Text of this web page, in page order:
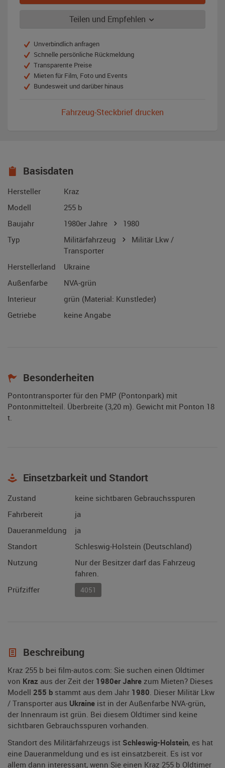
Teilen und Empfehlen
Unverbindlich anfragen
Schnelle persönliche Rückmeldung
Transparente Preise
Mieten für Film, Foto und Events
Bundesweit und darüber hinaus
Fahrzeug-Steckbrief drucken
Basisdaten
Hersteller
Kraz
Modell
255 b
Baujahr
1980er Jahre
1980
Typ
Militärfahrzeug
Militär Lkw /
Transporter
Herstellerland
Ukraine
Außenfarbe
NVA-grün
Interieur
grün (Material: Kunstleder)
Getriebe
keine Angabe
Besonderheiten
Pontontransporter für den PMP (Pontonpark) mit
Pontonmittelteil. Überbreite (3,20 m). Gewicht mit Ponton 18
t.
Einsetzbarkeit und Standort
Zustand
keine sichtbaren Gebrauchsspuren
Fahrbereit
ja
Daueranmeldung
ja
Standort
Schleswig-Holstein (Deutschland)
Nutzung
Nur der Besitzer darf das Fahrzeug
fahren.
Prüfziffer
4051
Beschreibung
Kraz 255 b bei film-autos.com: Sie suchen einen Oldtimer
von Kraz aus der Zeit der 1980er Jahre zum Mieten? Dieses
Modell 255 b stammt aus dem Jahr 1980. Dieser Militär Lkw
/ Transporter aus Ukraine ist in der Außenfarbe NVA-grün,
der Innenraum ist grün. Bei diesem Oldtimer sind keine
sichtbaren Gebrauchsspuren vorhanden.
Standort des Militärfahrzeugs ist Schleswig-Holstein, es hat
eine Daueranmeldung und es ist einsatzbereit. Es ist vor
allem dann interessant, wenn Sie einen Kraz 255 b Oldtimer